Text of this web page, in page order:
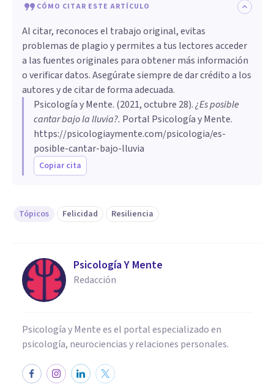
CÓMO CITAR ESTE ARTÍCULO
Al citar, reconoces el trabajo original, evitas
problemas de plagio y permites a tus lectores acceder
a las fuentes originales para obtener más información
o verificar datos. Asegúrate siempre de dar crédito a los
autores y de citar de forma adecuada.
Psicología y Mente. (2021, octubre 28).¿Es posible
cantar bajo la lluvia?. Portal Psicología y Mente.
https://psicologiaymente.com/psicologia/es-
posible-cantar-bajo-lluvia
Copiar cita
Tópicos Felicidad Resiliencia
Psicología Y Mente
Redacción
Psicología y Mente es el portal especializado en
psicología, neurociencias y relaciones personales.